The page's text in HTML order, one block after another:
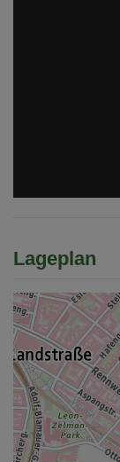
Lageplan